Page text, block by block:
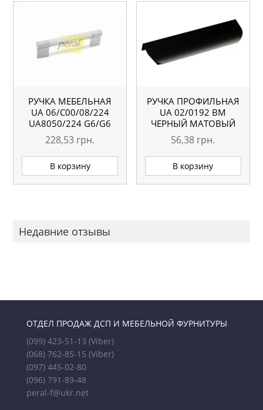
РУЧКА МЕБЕЛЬНАЯ
UA 06/C00/08/224
UA8050/224 G6/G6
228,53 грн.
В корзину
РУЧКА ПРОФИЛЬНАЯ
UA 02/0192 BM
ЧЕРНЫЙ МАТОВЫЙ
56,38 грн.
В корзину
Недавние отзывы
ОТДЕЛ ПРОДАЖ ДСП И МЕБЕЛЬНОЙ ФУРНИТУРЫ
(099) 423-51-13 (Viber)
(068) 762-85-15 (Viber)
(097) 445-02-80
(096) 791-89-48
peral-f@ukr.net